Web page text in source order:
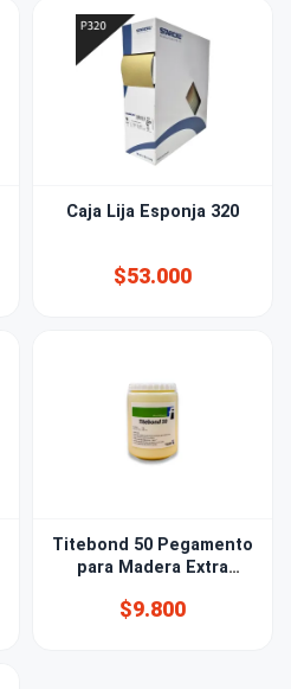
Caja Lija Esponja 320
$53.000
Titebond 50 Pegamento
para Madera Extra
$9.800